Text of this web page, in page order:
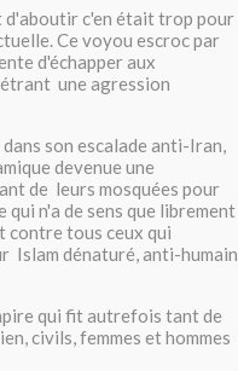
d'aboutir c'en était trop pour
Ce voyou escroc par
d'échapper aux
une agression
son escalade anti-Iran,
devenue une
de leurs mosquées pour
n'a de sens que librement
contre tous ceux qui
Islam dénaturé, anti-humain
qui fit autrefois tant de
civils, femmes et hommes